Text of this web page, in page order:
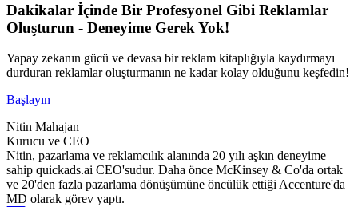
Dakikalar İçinde Bir Profesyonel Gibi Reklamlar
Oluşturun - Deneyime Gerek Yok!
Yapay zekanın gücü ve devasa bir reklam kitaplığıyla kaydırmayı
durduran reklamlar oluşturmanın ne kadar kolay olduğunu keşfedin!
Başlayın
Nitin Mahajan
Kurucu ve CEO
Nitin, pazarlama ve reklamcılık alanında 20 yılı aşkın deneyime
sahip quickads.ai CEO'sudur. Daha önce McKinsey & Co'da ortak
ve 20'den fazla pazarlama dönüşümüne öncülük ettiği Accenture'da
MD olarak görev yaptı.